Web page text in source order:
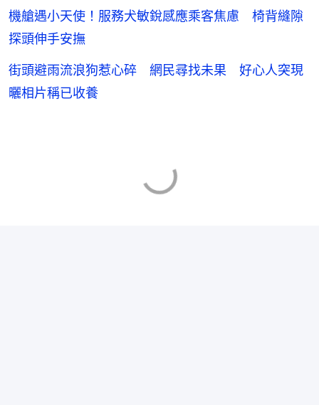
機艙遇小天使！服務犬敏銳感應乘客焦慮 椅背縫隙
探頭伸手安撫
街頭避雨流浪狗惹心碎 網民尋找未果 好心人突現
曬相片稱已收養